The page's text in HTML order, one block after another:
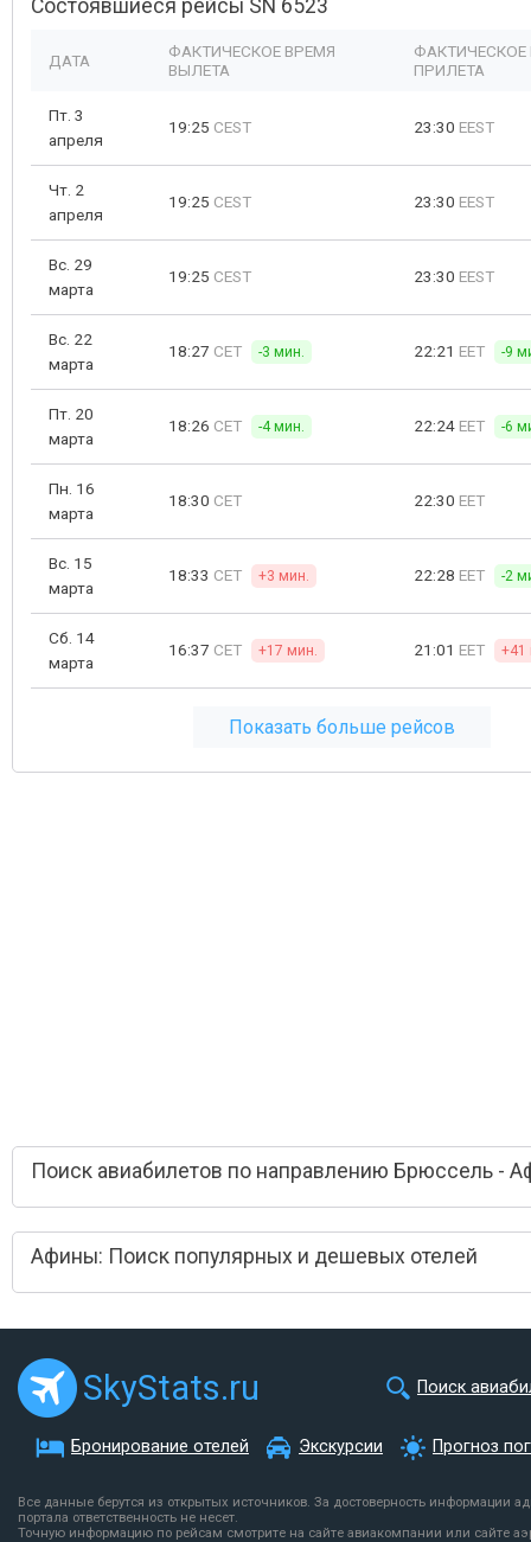
Состоявшиеся рейсы SN 6523
ДАТА
ФАКТИЧЕСКОЕ ВРЕМЯ
ВЫЛЕТА
ФАКТИЧЕСКОЕ
ПРИЛЕТА
Пт. 3
апреля
19:25 CEST 23:30 EEST
Чт. 2
апреля
19:25 CEST 23:30 EEST
Вс. 29
марта
19:25 CEST 23:30 EEST
Вс. 22
марта
18:27 CET -3 мин. 22:21 EET -9
Пт. 20
марта
18:26 CET -4 мин. 22:24 EET -6
Пн. 16
марта
18:30 CET 22:30 EET
Вс. 15
марта
18:33 CET +3 мин. 22:28 EET -2
Сб. 14
марта
16:37 CET +17 мин. 21:01 EET +41
Показать больше рейсов
Поиск авиабилетов по направлению Брюссель -
Афины: Поиск популярных и дешевых отелей
SkyStats.ru Поиск
Бронирование отелей Экскурсии Прогноз
Все данные берутся из открытых источников. За достоверность информации
портала ответственность не несет.
Точную информацию по рейсам смотрите на сайте авиакомпании или сайте